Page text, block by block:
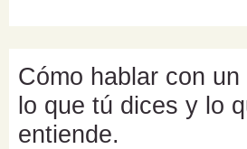
Cómo hablar con
lo que tú dices y lo
entiende.